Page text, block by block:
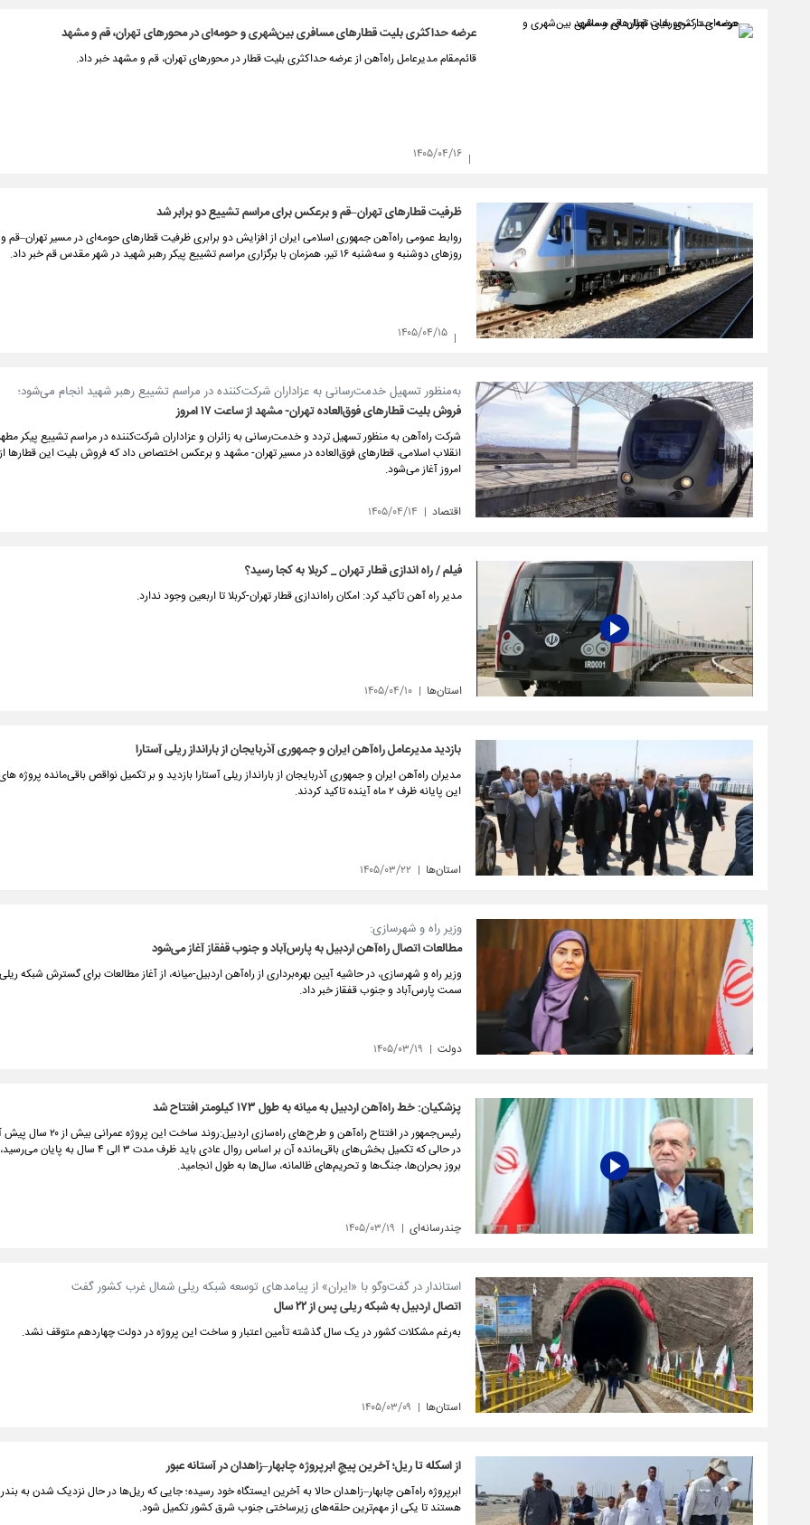
عرضه حداکثری بلیت قطارهای مسافری بین‌شهری و حومه‌ای در محورهای تهران، قم و مشهد
قائم‌مقام مدیرعامل راه‌آهن از عرضه حداکثری بلیت قطار در محورهای تهران، قم و مشهد خبر داد.
۱۴۰۵/۰۴/۱۶
ظرفیت قطار‌های تهران–قم و برعکس برای مراسم تشییع دو برابر شد
روابط عمومی راه‌آهن جمهوری اسلامی ایران از افزایش دو برابری ظرفیت قطار‌های حومه‌ای در مسیر تهران–قم
روز‌های دوشنبه و سه‌شنبه ۱۶ تیر، همزمان با برگزاری مراسم تشییع پیکر رهبر شهید در شهر مقدس قم خبر داد.
۱۴۰۵/۰۴/۱۵
به‌منظور تسهیل خدمت‌رسانی به عزاداران شرکت‌کننده در مراسم تشییع رهبر شهید انجام می‌شود؛
فروش بلیت قطارهای فوق‌العاده تهران- مشهد از ساعت ۱۷ امروز
شرکت راه‌آهن به منظور تسهیل تردد و خدمت‌رسانی به زائران و عزاداران شرکت‌کننده در مراسم تشییع پیکر
امروز آغاز می‌شود.
اقتصاد ۱۴۰۵/۰۴/۱۴
فیلم / راه اندازی قطار تهران _ کربلا به کجا رسید؟
مدیر راه آهن تأکید کرد:‌ امکان راه‌اندازی قطار تهران-کربلا تا اربعین وجود ندارد.
استان‌ها ۱۴۰۵/۰۴/۱۰
بازدید مدیرعامل راه‌آهن ایران و جمهوری آذربایجان از بارانداز ریلی آستارا
مدیران راه‌آهن ایران و جمهوری آذربایجان از بارانداز ریلی آستارا بازدید و بر تکمیل نواقص باقی‌مانده پروژه
این پایانه ظرف ۲ ماه آینده تاکید کردند.
استان‌ها ۱۴۰۵/۰۳/۲۲
وزیر راه و شهرسازی:
مطالعات اتصال راه‌آهن اردبیل به پارس‌آباد و جنوب قفقاز آغاز می‌شود
وزیر راه و شهرسازی، در حاشیه آیین بهره‌برداری از راه‌آهن اردبیل-میانه، از آغاز مطالعات برای گسترش شبکه
سمت پارس‌آباد و جنوب قفقاز خبر داد.
دولت ۱۴۰۵/۰۳/۱۹
پزشکیان: خط راه‌آهن اردبیل به میانه به طول ۱۷۳ کیلومتر افتتاح شد
رئیس‌جمهور در افتتاح راه‌آهن و طرح‌های راه‌سازی
در حالی که تکمیل بخش‌های باقی‌مانده آن بر اساس روال عادی باید ظرف مدت ۳
بروز بحران‌ها، جنگ‌ها و تحریم‌های ظالمانه، سال‌ها به طول انجامید.
چندرسانه‌ای ۱۴۰۵/۰۳/۱۹
استاندار در گفت‌و‌گو با «ایران» از پیامدهای توسعه شبکه ریلی شمال غرب کشور گفت
اتصال اردبیل به شبکه ریلی پس از ۲۲ سال
به‌رغم مشکلات کشور در یک سال گذشته تأمین اعتبار و ساخت این پروژه در دولت چهاردهم متوقف نشد.
استان‌ها ۱۴۰۵/۰۳/۰۹
از اسکله تا ریل؛ آخرین پیچِ ابرپروژه چابهار–زاهدان در آستانه عبور
ابرپروژه راه‌آهن چابهار–زاهدان حالا به آخرین ایستگاه خود رسیده؛ جایی که ریل‌ها در حال نزدیک شدن به
هستند تا یکی از مهم‌ترین حلقه‌های زیرساختی جنوب شرق کشور تکمیل شود.